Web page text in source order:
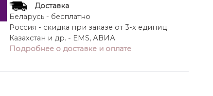
Доставка
Беларусь - бесплатно
Россия - скидка при заказе от 3-х единиц
Казахстан и др. - EMS, АВИА
Подробнее о доставке и оплате